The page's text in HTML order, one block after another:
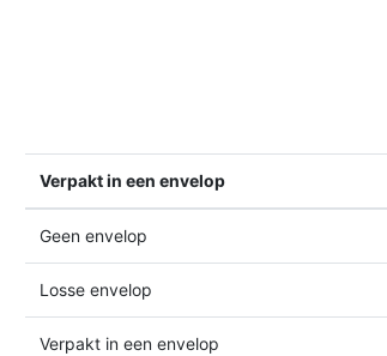
Verpakt in een envelop
Geen envelop
Losse envelop
Verpakt in een envelop